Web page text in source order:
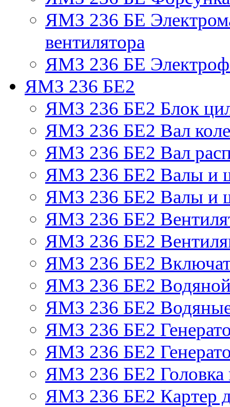
ЯМЗ 236 БЕ
вентилятора
ЯМЗ 236 БЕ
ЯМЗ 236 БЕ2
ЯМЗ 236 БЕ2 Блок
ЯМЗ 236 БЕ2 Вал
ЯМЗ 236 БЕ2 Вал
ЯМЗ 236 БЕ2 Валы и
ЯМЗ 236 БЕ2 Валы и
ЯМЗ 236 БЕ2
ЯМЗ 236 БЕ2
ЯМЗ 236 БЕ2
ЯМЗ 236 БЕ2 Водяной
ЯМЗ 236 БЕ2
ЯМЗ 236 БЕ2
ЯМЗ 236 БЕ2
ЯМЗ 236 БЕ2 Головка
ЯМЗ 236 БЕ2 Картер